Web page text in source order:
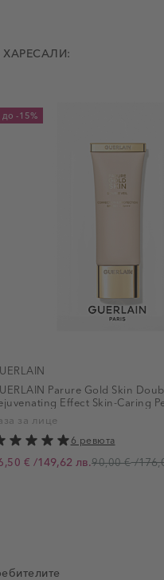
до -15%
Parure Gold Skin
Effect Skin-Caring
за лице
6 ревюта
цена
€ /149,62 лв.90,00 €/